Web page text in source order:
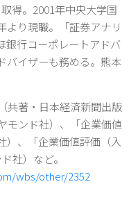
得。2001年中央大学国
より現職。「証券アナリ
銀行コーポレートアドバ
バイザーも務める。熊本
共著・日本経済新聞出版
モンド社）、「企業価値
）、「企業価値評価（入
社）など。
wbs/other/2352